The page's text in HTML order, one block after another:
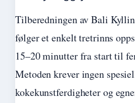
Tilberedningen av Bali
følger et enkelt tretrinns
15–20 minutter fra start til
Metoden krever ingen
kokekunstferdigheter og